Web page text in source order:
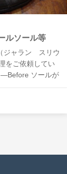
ルソール等
ジャラン スリウ
をご依頼してい
―Before ソールが
の状態になって
全て新しくする